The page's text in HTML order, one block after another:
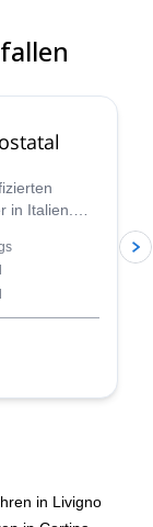
4.3
in Italien.
in Livigno